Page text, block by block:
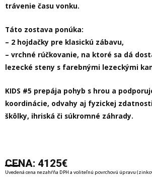
trávenie času vonku.
Táto zostava ponúka:
– 2 hojdačky pre klasickú zábavu,
– vrchné rúčkovanie, na ktoré sa dá
lezecké steny s farebnými lezeckými
KIDS #5 prepája pohyb s hrou a
koordinácie, odvahy aj fyzickej
škôlky, ihriská či súkromné záhrady.
CENA: 4125€
Uvedená cena nezahŕňa DPH a voliteľnú povrchovú úpravu